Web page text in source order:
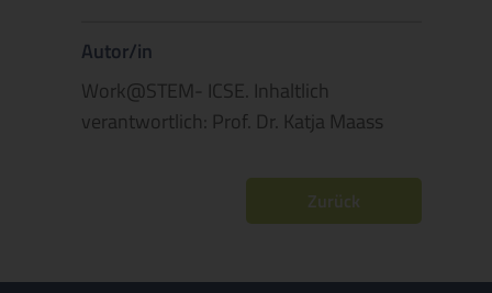
Autor/in
Work@STEM- ICSE. Inhaltlich
verantwortlich: Prof. Dr. Katja Maass
Zurück